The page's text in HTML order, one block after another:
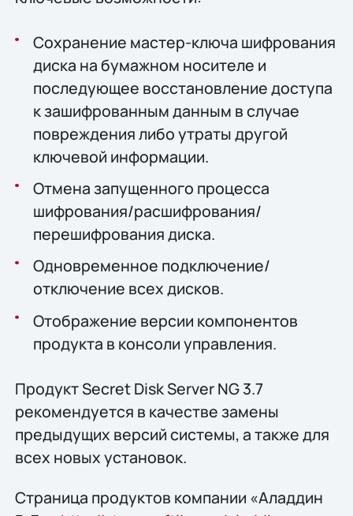
Сохранение мастер-ключа шифрования
диска на бумажном носителе и
последующее восстановление доступа
к зашифрованным данным в случае
повреждения либо утраты другой
ключевой информации.
Отмена запущенного процесса
шифрования/расшифрования/
перешифрования диска.
Одновременное подключение/
отключение всех дисков.
Отображение версии компонентов
продукта в консоли управления.
Продукт Secret Disk Server NG 3.7
рекомендуется в качестве замены
предыдущих версий системы, а также для
всех новых установок.
Страница продуктов компании «Аладдин